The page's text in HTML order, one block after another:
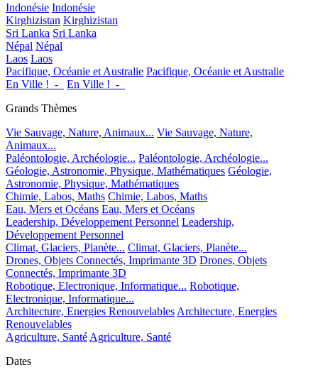
Indonésie Indonésie
Kirghizistan Kirghizistan
Sri Lanka Sri Lanka
Népal Népal
Laos Laos
Pacifique, Océanie et Australie Pacifique, Océanie et Australie
En Ville !_-_
En Ville !_-_
Grands Thèmes
Vie Sauvage, Nature, Animaux... Vie Sauvage, Nature,
Animaux...
Paléontologie, Archéologie... Paléontologie, Archéologie...
Géologie, Astronomie, Physique, Mathématiques Géologie,
Astronomie, Physique, Mathématiques
Chimie, Labos, Maths Chimie, Labos, Maths
Eau, Mers et Océans Eau, Mers et Océans
Leadership, Développement Personnel Leadership,
Développement Personnel
Climat, Glaciers, Planète... Climat, Glaciers, Planète...
Drones, Objets Connectés, Imprimante 3D Drones, Objets
Connectés, Imprimante 3D
Robotique, Electronique, Informatique... Robotique,
Electronique, Informatique...
Architecture, Energies Renouvelables Architecture, Energies
Renouvelables
Agriculture, Santé Agriculture, Santé
Dates